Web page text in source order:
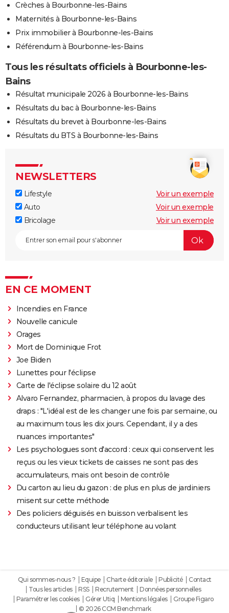
Crèches à Bourbonne-les-Bains
Maternités à Bourbonne-les-Bains
Prix immobilier à Bourbonne-les-Bains
Référendum à Bourbonne-les-Bains
Tous les résultats officiels à Bourbonne-les-
Bains
Résultat municipale 2026 à Bourbonne-les-Bains
Résultats du bac à Bourbonne-les-Bains
Résultats du brevet à Bourbonne-les-Bains
Résultats du BTS à Bourbonne-les-Bains
NEWSLETTERS
Lifestyle
Voir un exemple
Auto
Voir un exemple
Bricolage
Voir un exemple
EN CE MOMENT
Incendies en France
Nouvelle canicule
Orages
Mort de Dominique Frot
Joe Biden
Lunettes pour l'éclipse
Carte de l'éclipse solaire du 12 août
Alvaro Fernandez, pharmacien, à propos du lavage des
draps : "L'idéal est de les changer une fois par semaine, ou
au maximum tous les dix jours. Cependant, il y a des
nuances importantes"
Les psychologues sont d'accord : ceux qui conservent les
reçus ou les vieux tickets de caisses ne sont pas des
accumulateurs, mais ont besoin de contrôle
Du carton au lieu du gazon : de plus en plus de jardiniers
misent sur cette méthode
Des policiers déguisés en buisson verbalisent les
conducteurs utilisant leur téléphone au volant
Qui sommes-nous ? Equipe Charte éditoriale Publicité
Contact
Tous les articles
RSS Recrutement
Données personnelles
Paramétrer les cookies
Gérer Utiq Mentions légales
Groupe Figaro
© 2026 CCM Benchmark